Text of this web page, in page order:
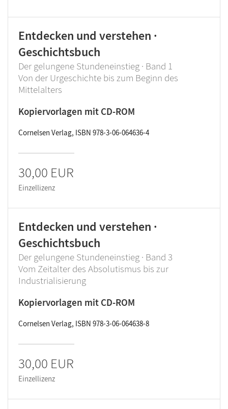
Entdecken und verstehen ·
Geschichtsbuch
Der gelungene Stundeneinstieg · Band 1
Von der Urgeschichte bis zum Beginn des
Mittelalters
Kopiervorlagen mit CD-ROM
Cornelsen Verlag, ISBN 978-3-06-064636-4
30,00 EUR
Einzellizenz
Entdecken und verstehen ·
Geschichtsbuch
Der gelungene Stundeneinstieg · Band 3
Vom Zeitalter des Absolutismus bis zur
Industrialisierung
Kopiervorlagen mit CD-ROM
Cornelsen Verlag, ISBN 978-3-06-064638-8
30,00 EUR
Einzellizenz